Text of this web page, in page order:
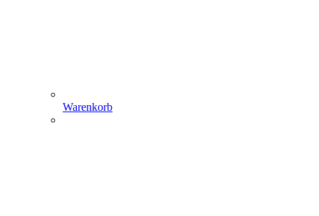
Warenkorb